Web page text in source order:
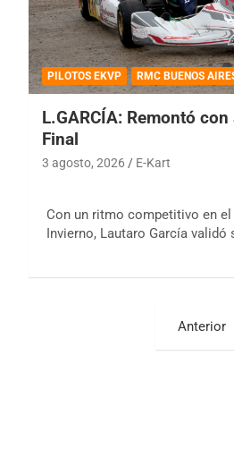
PILOTOS EKVP RMC BUENOS
L.GARCÍA: Remontó
Final
3 agosto, 2026 E-Kart
Con un ritmo competitivo en
Invierno, Lautaro García validó
Anterior